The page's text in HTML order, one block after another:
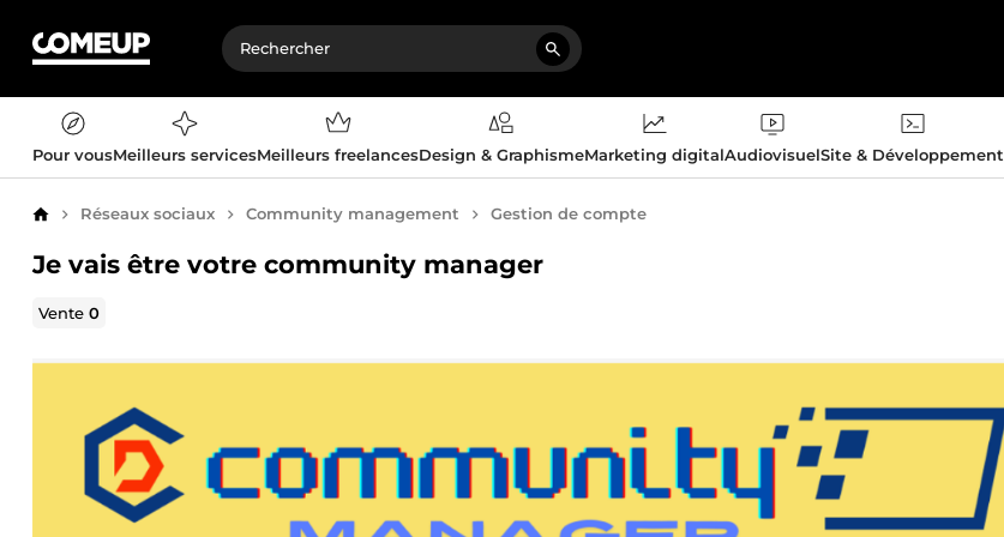
Pour vousMeilleurs servicesMeilleurs freelancesDesign & GraphismeMarketing digitalAudiovisuelSite & Développement
AccueilRéseaux sociaux Community management Gestion de compte
Je vais être votre community manager
Vente0